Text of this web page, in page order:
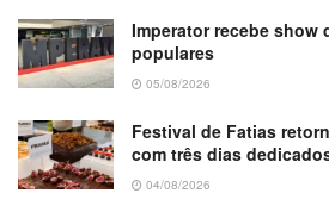
Imperator recebe show
populares
05/08/2026
Festival de Fatias
com três dias
04/08/2026